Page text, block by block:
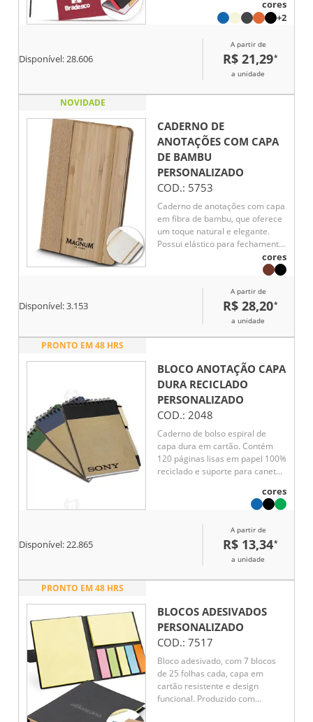
para anotações, e conta com um
suporte na capa feito de
similar ao bambu, ideal para
manter o aparelho celular firme.
A capa dobrável e flexível facilita
página em cetim agrega um
cores
+2
Disponível:28.606
A partir de
R$ 21,29*
a unidade
NOVIDADE
CADERNO DE
ANOTAÇÕES COM CAPA
DE BAMBU
PERSONALIZADO
COD.: 5753
Caderno de anotações com capa
em fibra de bambu, que oferece
um toque natural e elegante.
Possui elástico para fechamento
e 80 folhas pautadas na corcores
Disponível:3.153
A partir de
R$ 28,20*
a unidade
PRONTO EM 48 HRS
BLOCO ANOTAÇÃO CAPA
DURA RECICLADO
PERSONALIZADO
COD.: 2048
Caderno de bolso espiral de
capa dura em cartão. Contém
120 páginas lisas em papel 100%
reciclado e suporte para caneta
Esferográfica com escrita emcores
Disponível:22.865
A partir de
R$ 13,34*
a unidade
PRONTO EM 48 HRS
BLOCOS ADESIVADOS
PERSONALIZADO
COD.: 7517
Bloco adesivado, com 7 blocos
de 25 folhas cada, capa em
cartão resistente e design
funcional. Produzido com